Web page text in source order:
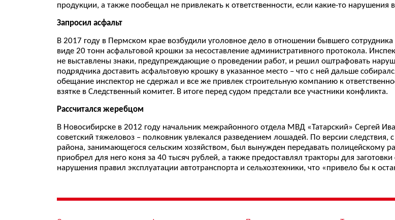
продукции, а также пообещал не привлекать к ответственности, если какие-то нарушения
Запросил асфальт
В 2017 году в Пермском крае возбудили уголовное дело в отношении бывшего
виде 20 тонн асфальтовой крошки за несоставление административного протокола.
не выставлены знаки, предупреждающие о проведении работ, и решил оштрафовать
подрядчика доставить асфальтовую крошку в указанное место – что с ней дальше
обещание инспектор не сдержал и все же привлек строительную компанию к
взятке в Следственный комитет. В итоге перед судом предстали все участники конфликта.
Рассчитался жеребцом
В Новосибирске в 2012 году начальник межрайонного отдела МВД «Татарский» Сергей
советский тяжеловоз – полковник увлекался разведением лошадей. По версии следствия,
района, занимающегося сельским хозяйством, был вынужден передавать полицейскому
приобрел для него коня за 40 тысяч рублей, а также предоставлял тракторы для
нарушения правил эксплуатации автотранспорта и сельхозтехники, что «привело бы к